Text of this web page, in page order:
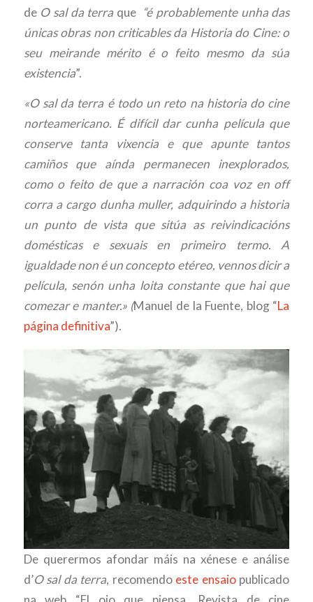
de O sal da terra que “é probablemente unha das
únicas obras non criticables da Historia do Cine: o
seu meirande mérito é o feito mesmo da súa
existencia”.
«O sal da terra é todo un reto na historia do cine
norteamericano. É difícil dar cunha película que
conserve tanta vixencia e que apunte tantos
camiños que aínda permanecen inexplorados,
como o feito de que a narración coa voz en off
corra a cargo dunha muller, adquirindo a historia
un punto de vista que sitúa as reivindicacións
domésticas e sexuais en primeiro termo. A
igualdade non é un concepto etéreo, vennos dicir a
película, senón unha loita constante que hai que
comezar e manter.» (Manuel de la Fuente, blog “La
página definitiva”).
De querermos afondar máis na xénese e análise
d’O sal da terra, recomendo este ensaiopublicado